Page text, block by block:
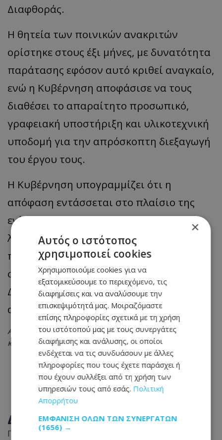
Διαφθοράς.
Η θητεία των ποινικών ανακριτών
ορίστηκε στους έξι μήνες, με δυνατότητα
παράτασης εφόσον αυτό κριθεί αναγκαίο,
ενώ η Κυβέρνηση αποφάσισε να τους
διαθέσει το απαραίτητο προσωπικό,
γραφειακή υποστήριξη και υλικοτεχνική
υποδομή για την απρόσκοπτη διεξαγωγή
του έργου τους.
Η Κυβέρνηση υπογραμμίζει ότι η
απόφαση εντάσσεται στο πλαίσιο της
ενίσχυσης της διαφάνειας, της
λογοδοσίας και της εμπιστοσύνης των
πολιτών προς τους θεσμούς, με πλήρη
σεβασμό στην ανεξαρτησία της
Δικαιοσύνης και στο τεκμήριο της
αθωότητας.
Ακολουθήστε τοTothemaonline.com στο Google News
και μάθετε πρώτοι όλες τιςειδήσεις
ΔΙΑΒΑΣΤΕ ΕΠΙΣΗΣ
Παραλίγο τραγωδία στη Λευκωσία: Ξέχασε την
×
Αυτός ο ιστότοπος
χρησιμοποιεί cookies
Χρησιμοποιούμε cookies για να
εξατομικεύσουμε το περιεχόμενο, τις
διαφημίσεις και να αναλύσουμε την
επισκεψιμότητά μας. Μοιραζόμαστε
επίσης πληροφορίες σχετικά με τη χρήση
του ιστότοπού μας με τους συνεργάτες
διαφήμισης και ανάλυσης, οι οποίοι
ενδέχεται να τις συνδυάσουν με άλλες
πληροφορίες που τους έχετε παράσχει ή
που έχουν συλλέξει από τη χρήση των
υπηρεσιών τους από εσάς. Πολιτική
Απορρήτου
ΕΜΦΆΝΙΣΗ ΌΛΩΝ ΤΩΝ ΣΥΝΕΡΓΑΤΏΝ
(1656) →